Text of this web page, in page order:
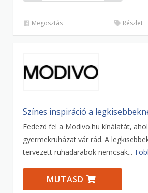
Megosztás Részlet
Színes inspiráció a
Fedezd fel a Modivo.hu kínálatát,
gyermekruházat vár rád. A
tervezett ruhadarabok nemcsak...
MUTASD